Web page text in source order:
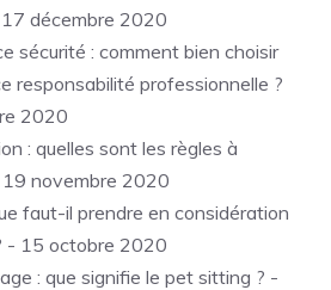
décembre 2020
sécurité : comment bien choisir
responsabilité professionnelle ?
2020
: quelles sont les règles à
novembre 2020
faut-il prendre en considération
- 15 octobre 2020
: que signifie le pet sitting ? -